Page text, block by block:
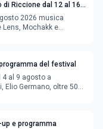
di Riccione dal 12 al 16
2026 musica
Mochakk e
del festival
al 9 agosto a
Elio Germano, oltre 50
e programma